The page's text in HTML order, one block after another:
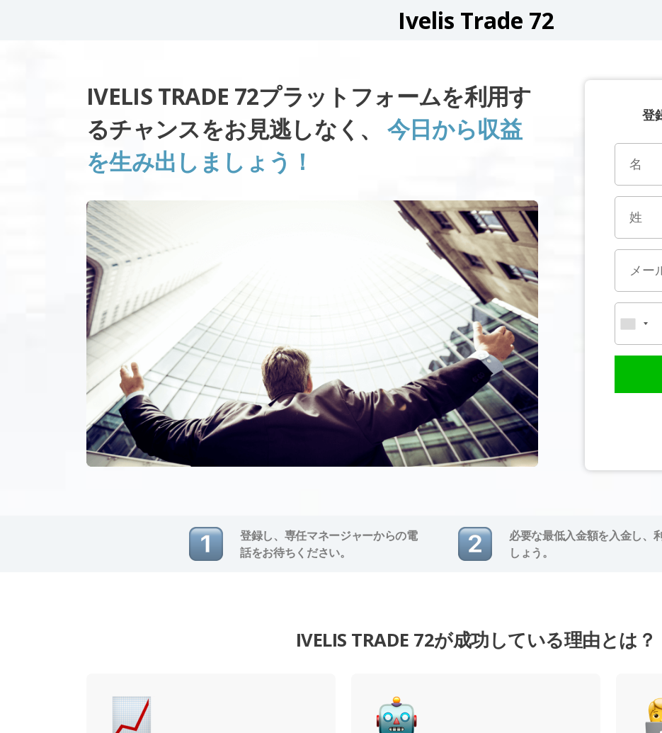
Ivelis Trade 72
IVELIS TRADE 72プラットフォームを利用す
るチャンスをお見逃しなく、今日から収益
を生み出しましょう！
登
登録し、専任マネージャーからの電
話をお待ちください。
必要な最低入金額を入金し、
しょう。
IVELIS TRADE 72が成功している理由とは？